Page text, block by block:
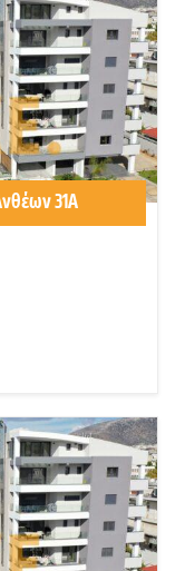
31Α